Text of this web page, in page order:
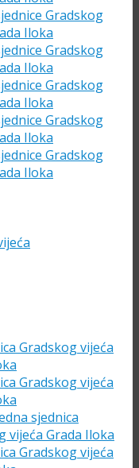
Gradskog
Iloka
Gradskog
Iloka
Gradskog
Iloka
Gradskog
Iloka
Gradskog
Iloka
Gradskog vijeća
Gradskog vijeća
sjednica
vijeća Grada Iloka
Gradskog vijeća